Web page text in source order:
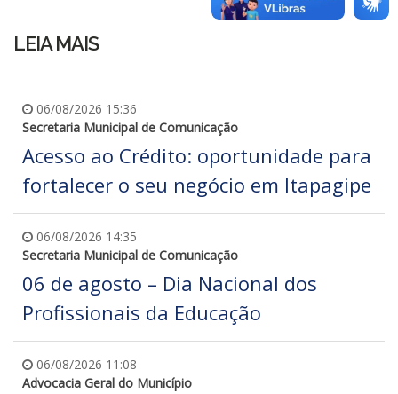
LEIA MAIS
06/08/2026 15:36
Secretaria Municipal de Comunicação
Acesso ao Crédito: oportunidade para
fortalecer o seu negócio em Itapagipe
06/08/2026 14:35
Secretaria Municipal de Comunicação
06 de agosto – Dia Nacional dos
Profissionais da Educação
06/08/2026 11:08
Advocacia Geral do Município